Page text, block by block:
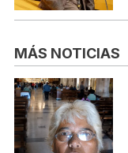
MÁS NOTICIAS